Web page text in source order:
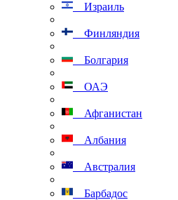
Израиль
Финляндия
Болгария
ОАЭ
Афганистан
Албания
Австралия
Барбадос